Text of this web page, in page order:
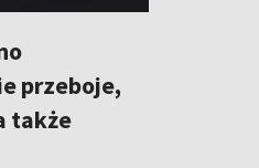
przeboje,
także